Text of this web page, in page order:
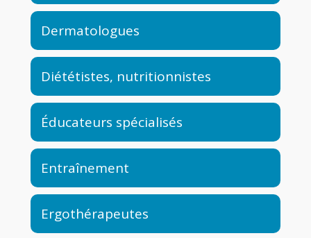
Dermatologues
Diététistes, nutritionnistes
Éducateurs spécialisés
Entraînement
Ergothérapeutes